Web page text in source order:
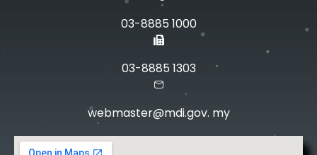
03-8885 1000
03-8885 1303
webmaster@mdi.gov. my